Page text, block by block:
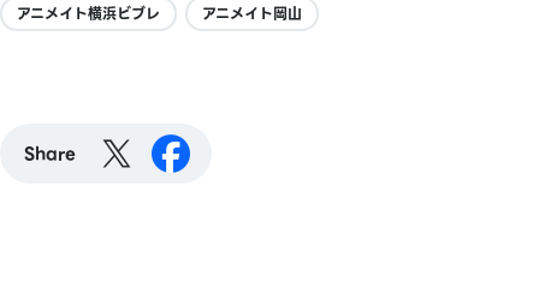
アニメイト横浜ビブレ
アニメイト岡山
Share